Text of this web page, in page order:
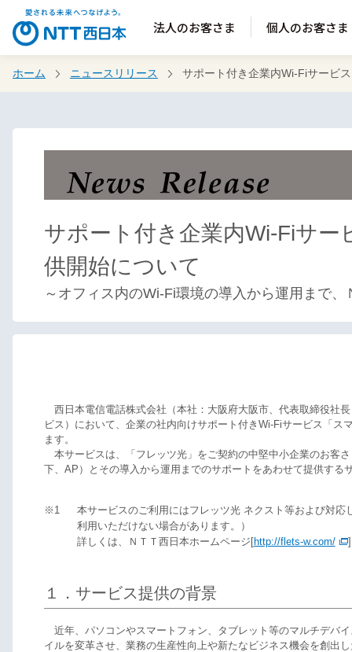
法人のお客さま 個人のお客さま
ホーム ニュースリリース サポート付き企業内Wi-Fiサービ
サポート付き企業内Wi-Fiサ
供開始について
～オフィス内のWi-Fi環境の導入から運用まで
西日本電信電話株式会社（本社：大阪府大阪市、代表取締役社
ビス）において、企業の社内向けサポート付きWi-Fiサービス「
ます。
本サービスは、「フレッツ光」をご契約の中堅中小企業のお客
下、AP）とその導入から運用までのサポートをあわせて提供する
※1
本サービスのご利用にはフレッツ光 ネクスト等および対
利用いただけない場合があります。）
詳しくは、ＮＴＴ西日本ホームページ[http://flets-w.com/
１．サービス提供の背景
近年、パソコンやスマートフォン、タブレット等のマルチデバ
イルを変革させ、業務の生産性向上や新たなビジネス機会を創出